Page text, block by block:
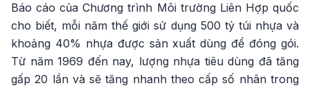
Báo cáo của Chương trình Môi trường Liên Hợp quốc
cho biết, mỗi năm thế giới sử dụng 500 tỷ túi nhựa và
khoảng 40% nhựa được sản xuất dùng để đóng gói.
Từ năm 1969 đến nay, lượng nhựa tiêu dùng đã tăng
gấp 20 lần và sẽ tăng nhanh theo cấp số nhân trong